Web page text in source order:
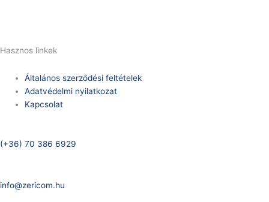
Hasznos linkek
Általános szerződési feltételek
Adatvédelmi nyilatkozat
Kapcsolat
(+36) 70 386 6929
info@zericom.hu